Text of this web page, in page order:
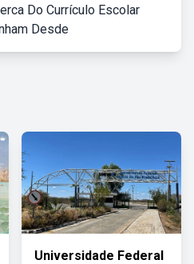
Do Currículo Escolar
Desde
Universidade Federal